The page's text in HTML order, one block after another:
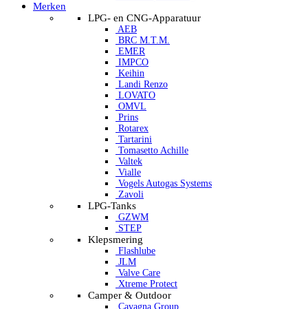
Merken
LPG- en CNG-Apparatuur
AEB
BRC M.T.M.
EMER
IMPCO
Keihin
Landi Renzo
LOVATO
OMVL
Prins
Rotarex
Tartarini
Tomasetto Achille
Valtek
Vialle
Vogels Autogas Systems
Zavoli
LPG-Tanks
GZWM
STEP
Klepsmering
Flashlube
JLM
Valve Care
Xtreme Protect
Camper & Outdoor
Cavagna Group